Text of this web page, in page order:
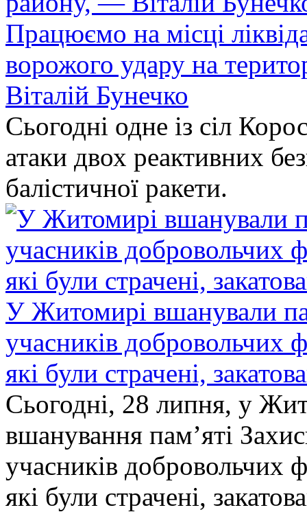
Працюємо на місці
ворожого удару на
Віталій Бунечко
Сьогодні одне із сіл
атаки двох реактивних
балістичної ракети.
У Житомирі вшанували
учасників добровольчих
які були страчені,
Сьогодні, 28 липня, у
вшанування пам’яті
учасників добровольчих
які були страчені,